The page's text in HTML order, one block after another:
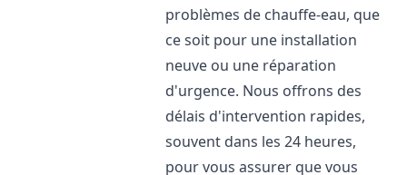
problèmes de chauffe-eau, que
ce soit pour une installation
neuve ou une réparation
d'urgence. Nous offrons des
délais d'intervention rapides,
souvent dans les 24 heures,
pour vous assurer que vous